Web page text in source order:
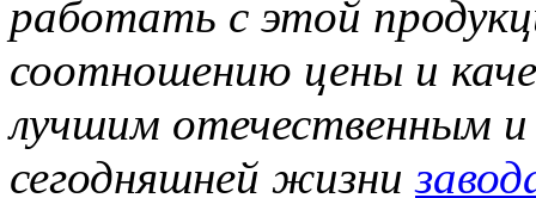
работать с этой
соотношению цены и
лучшим отечественным
сегодняшней жизни